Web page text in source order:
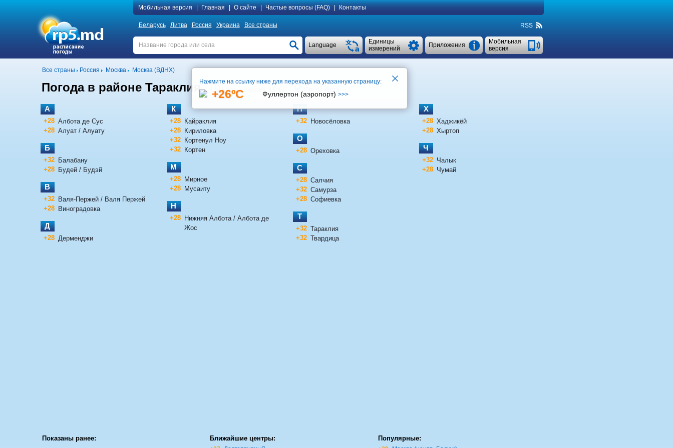
Мобильная версия Главная О сайте Частые вопросы (FAQ) Контакты
Беларусь Литва Россия Украина Все страны RSS
Мобильная
версия
Приложения
Единицы
измерений
Language
Все страны Россия Москва Москва (ВДНХ)
Погода в районе Тараклия Местное время 18:44
А
+28 Албота де Сус
+28 Алуат / Алуату
Б
+32
Балабану
+28
Будей / Будэй
В
+32
Валя-Пержей / Валя Пержей
+28
Виноградовка
Д
+28 Дерменджи
К
+28
Кайраклия
+28
Кириловка
+32
Кортенул Ноу
+32
Кортен
М
+28
Мирное
+28
Мусаиту
Н
+28
Нижняя Албота / Албота де
Жос
Н
+32 Новосёловка
О
+28 Ореховка
С
+28 Салчия
+32 Самурза
+28 Софиевка
Т
+32 Тараклия
+32 Твардица
Х
+28 Хаджикёй
+28 Хыртоп
Ч
+32 Чалык
+28 Чумай
Показаны ранее: Ближайшие центры: Популярные:
Нажмите на ссылку ниже для перехода на указанную страницу:
+26ºC Фуллертон (аэропорт) >>>